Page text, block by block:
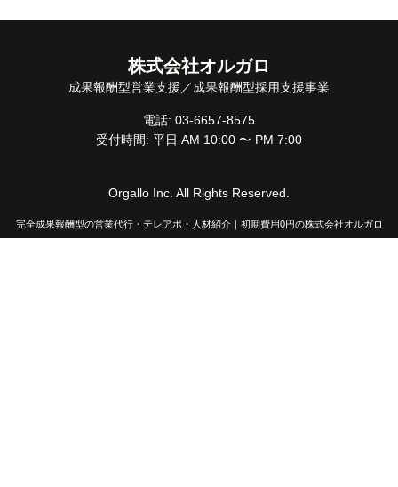
株式会社オルガロ
成果報酬型営業支援／成果報酬型採用支援事業
電話: 03-6657-8575
受付時間: 平日 AM 10:00 〜 PM 7:00
Orgallo Inc. All Rights Reserved.
完全成果報酬型の営業代行・テレアポ・人材紹介｜初期費用0円の株式会社オルガロ